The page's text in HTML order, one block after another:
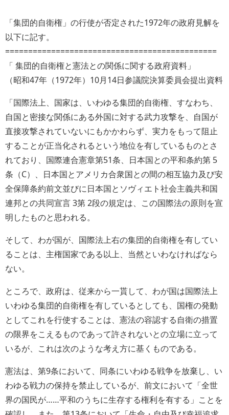
「集団的自衛権」の行使が否定された1972年の政府見解を
以下に記す。
==============================================
「 集団的自衛権と憲法との関係に関する政府資料」
（昭和47年（1972年）10月14日参議院決算委員会提出資料
「国際法上、国家は、いわゆる集団的自衛権、すなわち、
自国と密接な関係にある外国に対する武力攻撃を、自国が
直接攻撃されていないにもかかわらず、実力をもって阻止
することが正当化されるという地位を有しているものとさ
れており、国際連合憲章第51条、日本国との平和条約第 5
条（C）、日本国とアメリカ合衆国との間の相互協力及び安
全保障条約前文並びに日本国とソヴィエト社会主義共和国
連邦との共同宣言 3第 2段の規定は、この国際法の原則を宣
明したものと思われる。
そして、わが国が、国際法上右の集団的自衛権を有してい
ることは、主権国家である以上、当然といわなければなら
ない。
ところで、政府は、従来から一貰して、わが国は国際法上
いわゆる集団的自衛権を有しているとしても、国権の発動
としてこれを行使することは、憲法の容認する自衛の措置
の限界をこえるものであって許されないとの立場に立って
いるが、これは次のような考え方に基くものである。
憲法は、第9条において、同条にいわゆる戦争を放棄し、い
わゆる戦力の保持を禁止しているが、前文において「全世
界の国民が……平和のうちに生存する権利を有する」ことを